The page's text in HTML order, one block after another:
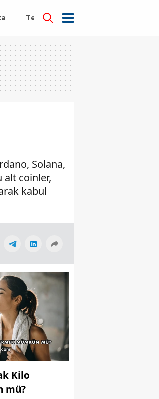
Teknoloji
Solana,
alt coinler,
kabul
Kilo
mü?